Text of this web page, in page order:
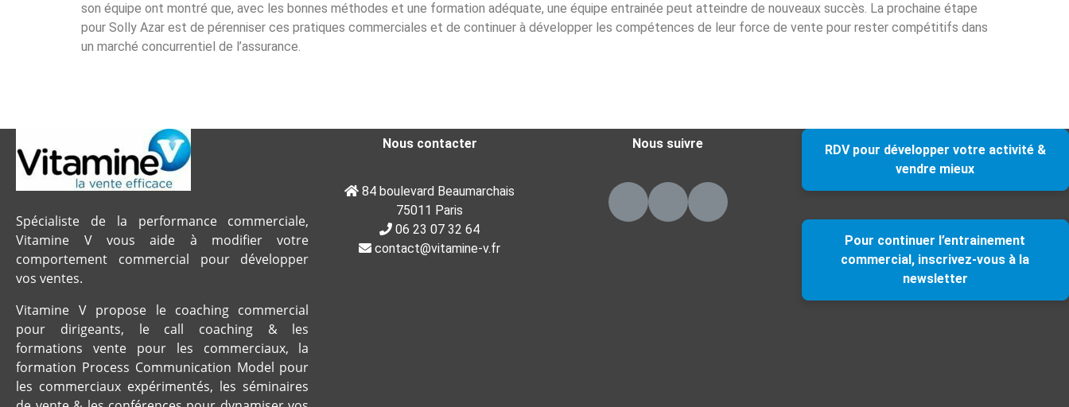
son équipe ont montré que, avec les bonnes méthodes et une formation adéquate, une équipe entrainée peut atteindre de nouveaux succès. La prochaine étape
pour Solly Azar est de pérenniser ces pratiques commerciales et de continuer à développer les compétences de leur force de vente pour rester compétitifs dans
un marché concurrentiel de l’assurance.
Spécialiste de la performance commerciale,
Vitamine V vous aide à modifier votre
comportement commercial pour développer
vos ventes.
Vitamine V propose le coaching commercial
pour dirigeants, le call coaching & les
formations vente pour les commerciaux, la
formation Process Communication Model pour
les commerciaux expérimentés, les séminaires
Nous contacter
84 boulevard Beaumarchais
75011 Paris
06 23 07 32 64
contact@vitamine-v.fr
Nous suivre
RDV pour développer votre activité &
vendre mieux
Pour continuer l’entrainement
commercial, inscrivez-vous à la
newsletter